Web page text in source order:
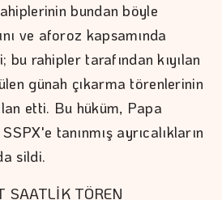
bundan böyle
ve aforoz kapsamında
bu rahipler tarafından kıyılan
günah çıkarma törenlerinin
etti. Bu hüküm, Papa
tanınmış ayrıcalıkların
sildi.
SAATLİK TÖREN